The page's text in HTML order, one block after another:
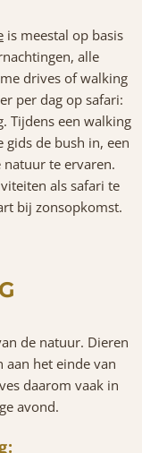
is meestal op basis
alle
drives of walking
per dag op safari:
Tijdens een walking
gids de bush in, een
te ervaren.
als safari te
bij zonsopkomst.
de natuur. Dieren
aan het einde van
daarom vaak in
avond.